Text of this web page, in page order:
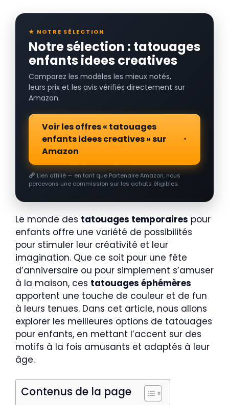
★ NOTRE SÉLECTION
Notre sélection : tatouages
enfants idees creatives
Comparez les modèles les mieux notés,
leurs prix et les avis vérifiés directement sur
Amazon.
Voir les offres « tatouages
enfants idees creatives » sur
Amazon
Lien affilié — en tant que Partenaire Amazon, nous
percevons une commission sur les achats éligibles.
Le monde des tatouages temporaires pour
enfants offre une variété de possibilités
pour stimuler leur créativité et leur
imagination. Que ce soit pour une fête
d’anniversaire ou pour simplement s’amuser
à la maison, ces tatouages éphémères
apportent une touche de couleur et de fun
à leurs tenues. Dans cet article, nous allons
explorer les meilleures options de tatouages
pour enfants, en mettant l’accent sur des
motifs à la fois amusants et adaptés à leur
âge.
Contenus de la page